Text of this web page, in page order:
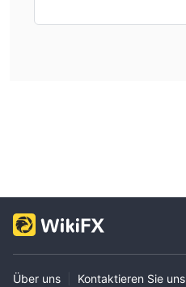
Über uns Kontaktieren Sie uns